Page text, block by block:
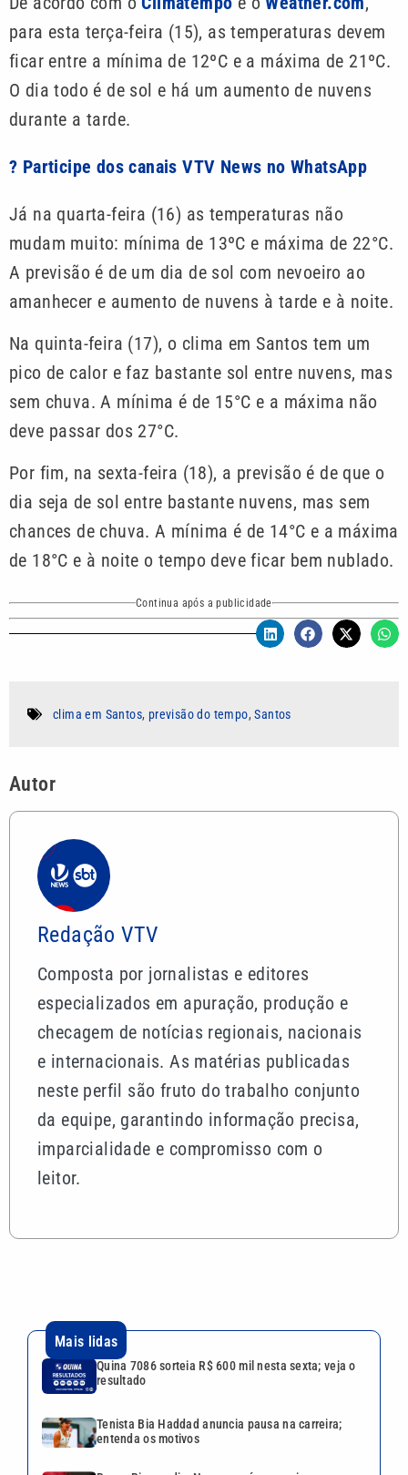
para esta terça-feira (15), as temperaturas devem
ficar entre a mínima de 12ºC e a máxima de 21ºC.
O dia todo é de sol e há um aumento de nuvens
durante a tarde.
? Participe dos canais VTV News no WhatsApp
Já na quarta-feira (16) as temperaturas não
mudam muito: mínima de 13ºC e máxima de 22°C.
A previsão é de um dia de sol com nevoeiro ao
amanhecer e aumento de nuvens à tarde e à noite.
Na quinta-feira (17), o clima em Santos tem um
pico de calor e faz bastante sol entre nuvens, mas
sem chuva. A mínima é de 15°C e a máxima não
deve passar dos 27°C.
Por fim, na sexta-feira (18), a previsão é de que o
dia seja de sol entre bastante nuvens, mas sem
chances de chuva. A mínima é de 14°C e a máxima
de 18°C e à noite o tempo deve ficar bem nublado.
Continua após a publicidade
clima em Santos, previsão do tempo,Santos
Autor
Redação VTV
Composta por jornalistas e editores
especializados em apuração, produção e
checagem de notícias regionais, nacionais
e internacionais. As matérias publicadas
neste perfil são fruto do trabalho conjunto
da equipe, garantindo informação precisa,
imparcialidade e compromisso com o
leitor.
Mais lidas
Quina 7086 sorteia R$ 600 mil nesta sexta; veja o
resultado
Tenista Bia Haddad anuncia pausa na carreira;
entenda os motivos